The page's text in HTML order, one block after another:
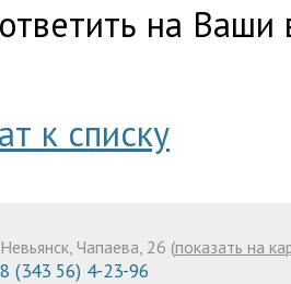
на Ваши
к списку
Невьянск, Чапаева, 26 (показать на
8 (343 56) 4-23-96